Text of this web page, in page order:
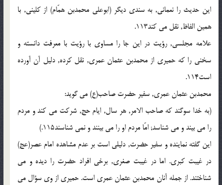
این حدیث را نعمانی, به سندی دیگر (ابوعلی محمدبن همّام) از کلینی, با
همین الفاظ, نقل می کند113.
علامه مجلسی, رؤیت در این جا را مساوی با رؤیت با معرفت دانسته و
سخنی را که حمیری از محمدبن عثمان عمری, نقل کرده, دلیل آن آورده
است114.
محمدبن عثمان عمری, سفیر حضرت صاحب(ع) می گوید:
(به خدا سوگند که صاحب الامر, هر سال, ایام حج, شرکت می کند و مردم
را می بیند و می شناسد; امّا مردم او را می بینند و نمی شناسند115.)
این گفته نماینده و سفیر حضرت, دلیلی است بر عدم مشاهده امام عصر(عج)
در غیبت کبری. اما در غیبت صغری, برخی افراد حضرت را دیده و می
شناختند. از جمله آنان محمدبن عثمان عمری است. حمیری از وی سؤال می